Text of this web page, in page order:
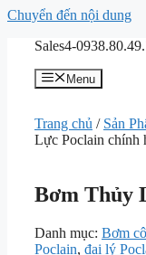
Chuyển đến nội dung
Sales4-
Menu
Trang chủ / Sản
Lực Poclain chính
Bơm Thủy
Danh mục: Bơm
Poclain, đại lý